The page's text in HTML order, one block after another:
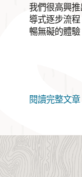
我們很高興
導式逐步流
暢無礙的體驗
閱讀完整文章